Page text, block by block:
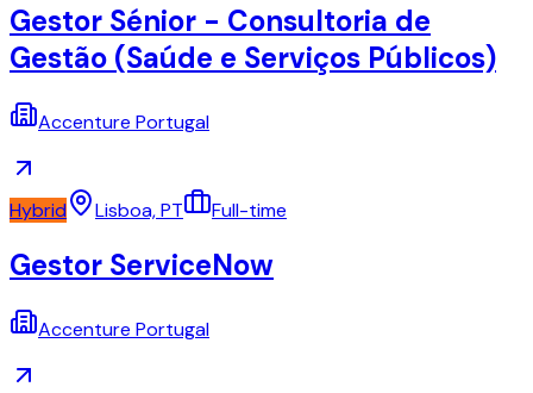
Gestor Sénior - Consultoria de
Gestão (Saúde e Serviços Públicos)
Accenture Portugal
Hybrid Lisboa, PT Full-time
Gestor ServiceNow
Accenture Portugal